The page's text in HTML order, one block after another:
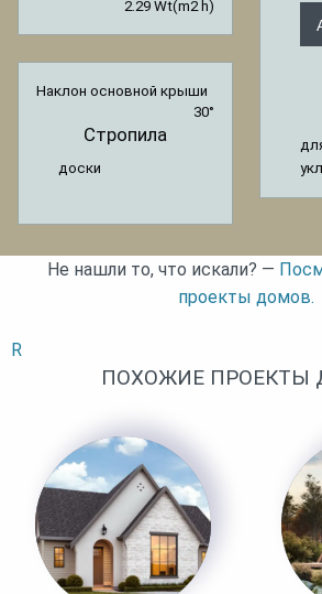
2.29 Wt(m2 h)
Наклон основной крыши
30°
Стропила
доски
Не нашли то, что искали? —
проекты домов.
R
ПОХОЖИЕ ПРОЕКТЫ